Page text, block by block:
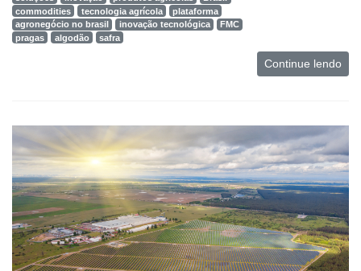
commodities
tecnologia agrícola
plataforma
agronegócio no brasil
inovação tecnológica
FMC
pragas
algodão safra
Continue lendo